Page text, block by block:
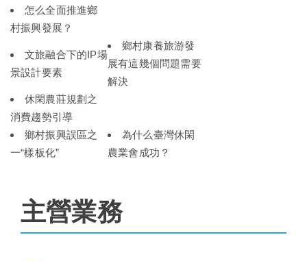
怎么全面推進鄉
村振興發展？
文旅融合下的IP場
景設計要素
鄉村康養旅游發
展有這幾個問題需要
解決
休閑農莊規劃之
消費趨勢引導
鄉村振興誤區之
一“樣板化”
為什么臺灣休閑
農業會成功？
主營業務